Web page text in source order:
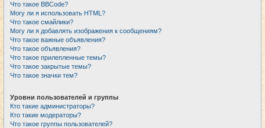
Что такое BBCode?
Могу ли я использовать HTML?
Что такое смайлики?
Могу ли я добавлять изображения к сообщениям?
Что такое важные объявления?
Что такое объявления?
Что такое прилепленные темы?
Что такое закрытые темы?
Что такое значки тем?
Уровни пользователей и группы
Кто такие администраторы?
Кто такие модераторы?
Что такое группы пользователей?